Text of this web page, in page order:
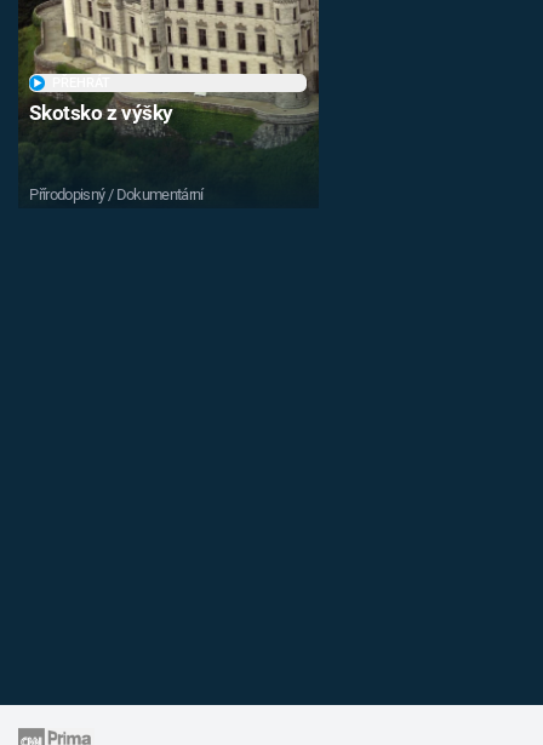
Skotsko z výšky
Přírodopisný / Dokumentární